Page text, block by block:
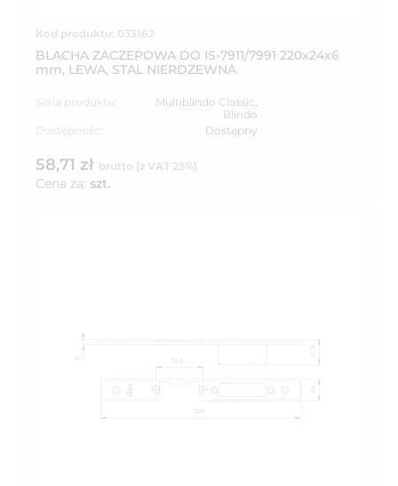
Kod produktu: 033162
BLACHA ZACZEPOWA DO IS-7911/7991 220x24x6
mm, LEWA, STAL NIERDZEWNA
Seria produktu: Multiblindo Classic,
Blindo
Dostępność:
Dostępny
58,71 zł brutto (z VAT 23%)
Cena za: szt.